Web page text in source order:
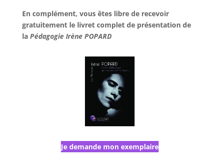
En complément, vous êtes libre de recevoir
gratuitement le livret complet de présentation de
la Pédagogie Irène POPARD
Je demande mon exemplaire